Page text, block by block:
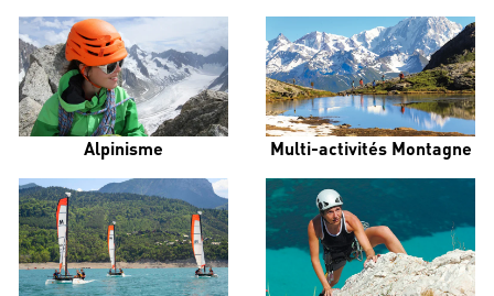
Alpinisme Multi-activités Montagne